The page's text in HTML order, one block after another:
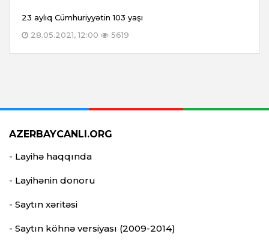
23 aylıq Cümhuriyyətin 103 yaşı
28.05.2021, 12:00
5619
AZERBAYCANLI.ORG
- Layihə haqqında
- Layihənin donoru
- Saytın xəritəsi
- Saytın köhnə versiyası (2009-2014)